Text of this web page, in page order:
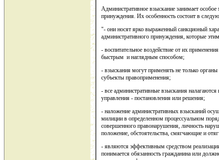
Административное взыскание занимает
принуждения. Их особенность состоит в
"- они носят ярко выраженный санкционый
административного принуждения, которые
- воспитательное воздействие от их
быстрым и наглядным способом;
- взыскания могут применять не только
субъекты правоприменения;
- все административные взыскания налагаются
управления - постановления или решения;
- наложение административных взысканий
милиции в определенном процессуальном
совершенного правонарушения, личность
положение, обстоятельства, смягчающие и
- являются эффективным средством
понимается обязанность гражданина или